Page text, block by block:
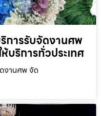
การรับจัดงานศพ
บริการทั่วประเทศ
งานศพ จัด